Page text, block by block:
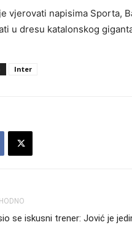
vjerovati napisima Sporta,
u dresu katalonskog
Inter
se iskusni trener: Jović je